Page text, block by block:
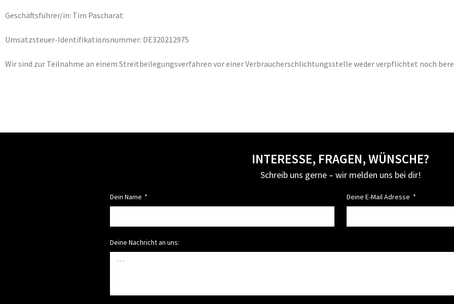
Geschäftsführer/in: Tim Pascharat
Umsatzsteuer-Identifikationsnummer: DE320212975
Wir sind zur Teilnahme an einem Streitbeilegungsverfahren vor einer Verbraucherschlichtungsstelle weder verpflichtet noch
INTERESSE, FRAGEN, WÜNSCHE?
Schreib uns gerne – wir melden uns bei dir!
Dein Name Deine E-Mail Adresse
Deine Nachricht an uns: